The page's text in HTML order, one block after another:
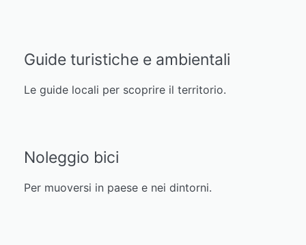
Guide turistiche e ambientali
Le guide locali per scoprire il territorio.
Noleggio bici
Per muoversi in paese e nei dintorni.